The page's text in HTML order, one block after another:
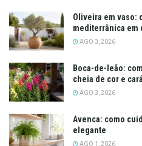
Oliveira em vaso:
mediterrânica em
AGO 3, 2026
Boca-de-leão:
cheia de cor e
AGO 3, 2026
Avenca: como
elegante
AGO 1, 2026